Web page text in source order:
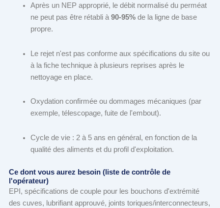
Après un NEP approprié, le débit normalisé du perméat
ne peut pas être rétabli à 90-95%de la ligne de base
propre.
Le rejet n'est pas conforme aux spécifications du site ou
à la fiche technique à plusieurs reprises après le
nettoyage en place.
Oxydation confirmée ou dommages mécaniques (par
exemple, télescopage, fuite de l'embout).
Cycle de vie : 2 à 5 ans en général, en fonction de la
qualité des aliments et du profil d'exploitation.
Ce dont vous aurez besoin (liste de contrôle de
l'opérateur)
EPI, spécifications de couple pour les bouchons d'extrémité
des cuves, lubrifiant approuvé, joints toriques/interconnecteurs,